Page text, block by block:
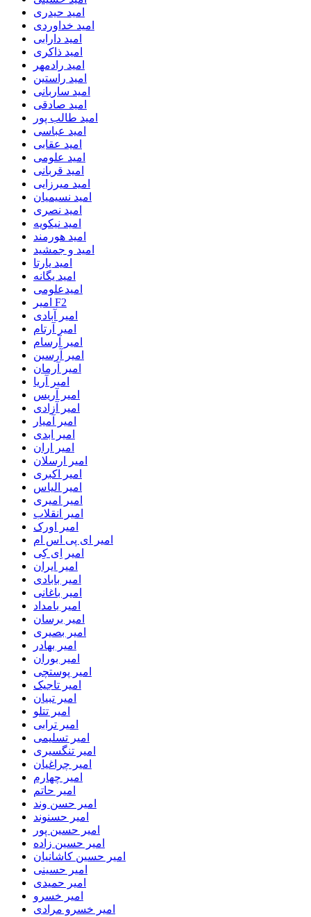
امید حیدری
امید خداوردی
امید دارابی
امید ذاکری
امید رادمهر
امید راستین
امید ساربانی
امید صادقی
امید طالب پور
امید عباسی
امید عقابی
امید علومی
امید قربانی
امید میرزایی
امید نسیمیان
امید نصری
امید نیکویه
امید هورمند
امید و جمشید
امید یارتا
امید یگانه
امیدعلومی
امیر F2
امیر آبادی
امیر آرتام
امیر آرسام
امیر آرسین
امیر آرمان
امیر آریا
امیر آریس
امیر آزادی
امیر آمیار
امیر ابدی
امیر اران
امیر ارسلان
امیر اکبری
امیر الیاس
امیر امیری
امیر انقلاب
امیر اورک
امیر ای پی اس ام
امیر اِی کِی
امیر ایران
امیر بابادی
امیر باغانی
امیر بامداد
امیر برسان
امیر بصیری
امیر بهادر
امیر بوران
امیر پوستچی
امیر تاجیک
امیر تبیان
امیر تتلو
امیر ترابی
امیر تسلیمی
امیر تنگسیری
امیر چراغیان
امیر چهارم
امیر حاتم
امیر حسن وند
امیر حسنوند
امیر حسین پور
امیر حسین زاده
امیر حسین کاشانیان
امیر حسینی
امیر حمیدی
امیر خسرو
امیر خسرو مرادی